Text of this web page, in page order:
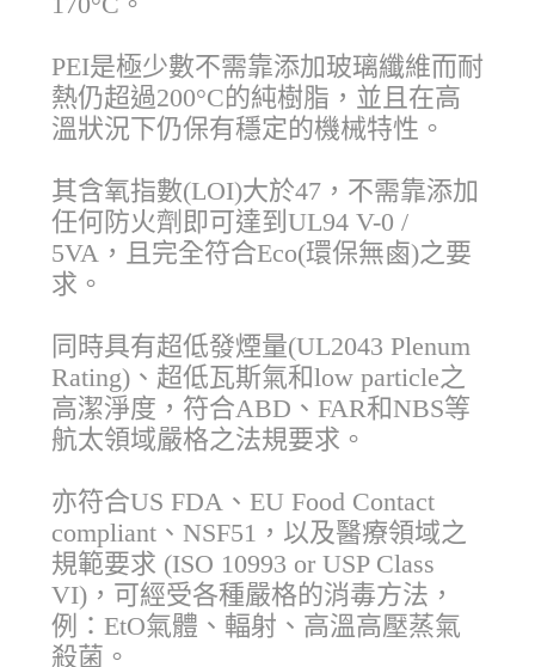
PEI是極少數不需靠添加玻璃纖維而耐
熱仍超過200°C的純樹脂，並且在高
溫狀況下仍保有穩定的機械特性。
其含氧指數(LOI)大於47，不需靠添加
任何防火劑即可達到UL94 V-0 /
5VA，且完全符合Eco(環保無鹵)之要
求。
同時具有超低發煙量(UL2043 Plenum
Rating)、超低瓦斯氣和low particle之
高潔淨度，符合ABD、FAR和NBS等
航太領域嚴格之法規要求。
亦符合US FDA、EU Food Contact
compliant、NSF51，以及醫療領域之
規範要求 (ISO 10993 or USP Class
VI)，可經受各種嚴格的消毒方法，
例：EtO氣體、輻射、高溫高壓蒸氣
殺菌。